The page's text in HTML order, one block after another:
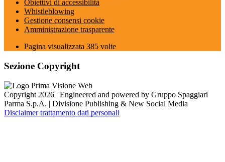
Obiettivi di accessibilità
Whistleblowing
Gestione consensi cookie
Amministrazione trasparente
Pagina visualizzata 385 volte
Sezione Copyright
Copyright 2026 | Engineered and powered by Gruppo Spaggiari
Parma S.p.A. | Divisione Publishing & New Social Media
Disclaimer trattamento dati personali